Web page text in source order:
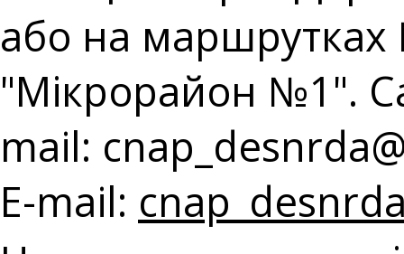
або на
"Мікрорайон №1".
mail:
E-mail: